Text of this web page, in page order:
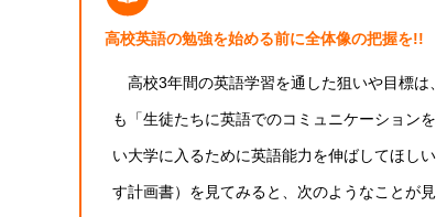
高校英語の勉強を始める前に全体像の把握を!!
高校3年間の英語学習を通した狙いや目標は
も「生徒たちに英語でのコミュニケーション
い大学に入るために英語能力を伸ばしてほし
す計画書）を見てみると、次のようなことが